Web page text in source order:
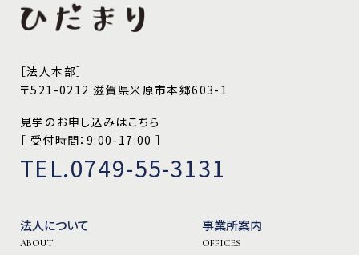
［法人本部］
〒521-0212 滋賀県米原市本郷603-1
見学のお申し込みはこちら
［ 受付時間：9:00-17:00 ］
TEL.0749-55-3131
法人について
ABOUT
事業所案内
OFFICES